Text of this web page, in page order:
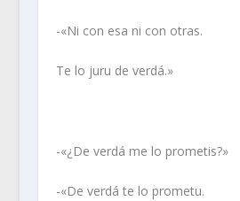
-«Ni con esa ni con otras.
Te lo juru de verdá.»
-«¿De verdá me lo prometis?»
-«De verdá te lo prometu.